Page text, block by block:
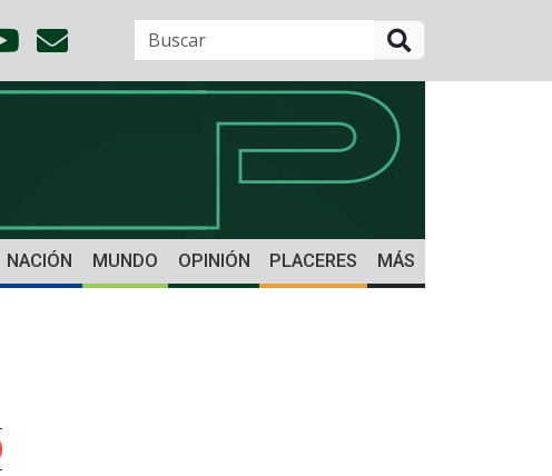
NACIÓN MUNDO OPINIÓN PLACERES MÁS